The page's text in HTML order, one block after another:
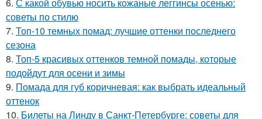
советы по стилю
7. Топ-10 темных помад: лучшие оттенки последнего
сезона
8. Топ-5 красивых оттенков темной помады, которые
подойдут для осени и зимы
9. Помада для губ коричневая: как выбрать идеальный
оттенок
10. Билеты на Линду в Санкт-Петербурге: советы для